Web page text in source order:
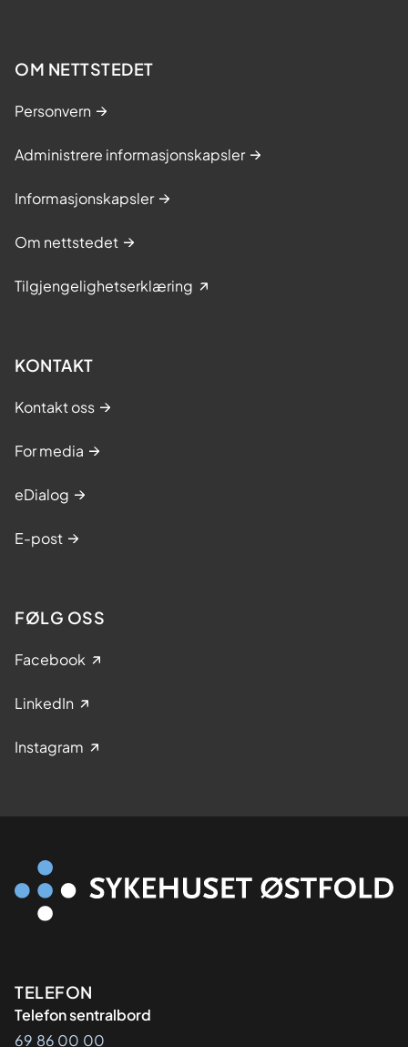
OM NETTSTEDET
Personvern
Administrere informasjonskapsler
Informasjonskapsler
Om nettstedet
Tilgjengelighetserklæring
KONTAKT
Kontakt oss
For media
eDialog
E-post
FØLG OSS
Facebook
LinkedIn
Instagram
Kontaktinformasjon
TELEFON
Telefon sentralbord
69 86 00 00